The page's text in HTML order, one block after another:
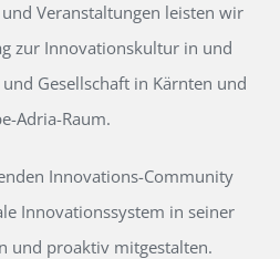
Veranstaltungen leisten wir
zur Innovationskultur in und
Gesellschaft in Kärnten und
Adria-Raum.
Innovations-Community
Innovationssystem in seiner
und proaktiv mitgestalten.